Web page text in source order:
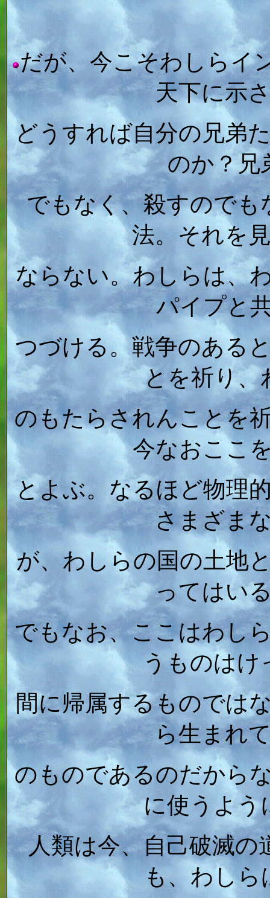
だが、今こそわしらイ
天下に示
どうすれば自分の兄弟
のか？兄
でもなく、殺すので
法。それを
ならない。わしらは、
パイプと
つづける。戦争のある
とを祈り、
のもたらされんことを
今なおここ
とよぶ。なるほど物理
さまざま
が、わしらの国の土地
ってはい
でもなお、ここはわし
うものはけ
間に帰属するものでは
ら生まれ
のものであるのだから
に使うよう
人類は今、自己破滅
も、わしら